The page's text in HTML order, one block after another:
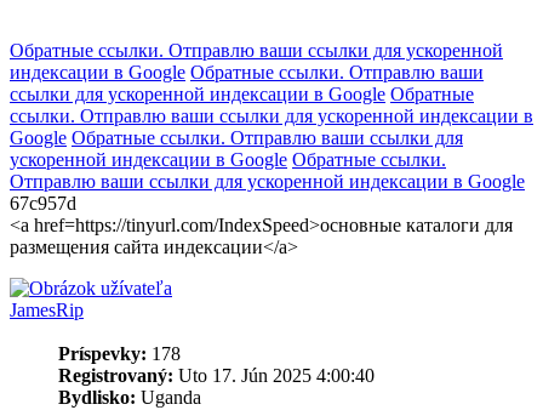
Обратные ссылки. Отправлю ваши ссылки для ускоренной
индексации в Google Обратные ссылки. Отправлю ваши
ссылки для ускоренной индексации в Google Обратные
ссылки. Отправлю ваши ссылки для ускоренной индексации в
Google Обратные ссылки. Отправлю ваши ссылки для
ускоренной индексации в Google Обратные ссылки.
Отправлю ваши ссылки для ускоренной индексации в Google
67c957d
<a href=https://tinyurl.com/IndexSpeed>основные каталоги для
размещения сайта индексации</a>
JamesRip
Príspevky: 178
Registrovaný: Uto 17. Jún 2025 4:00:40
Bydlisko: Uganda